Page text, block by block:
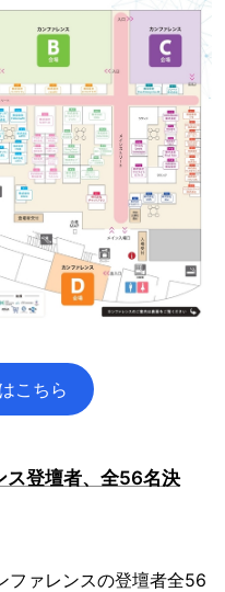
こちら
登壇者、全56名決
ファレンスの登壇者全56